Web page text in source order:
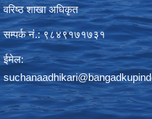
वरिष्ठ शाखा अधिकृत
सम्पर्क नं.: ९८४९१७१७३१
ईमेल: